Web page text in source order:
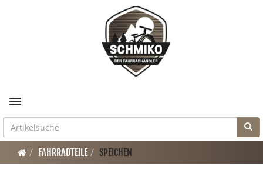
Toggle navigation
FAHRRADTEILE SPEICHEN